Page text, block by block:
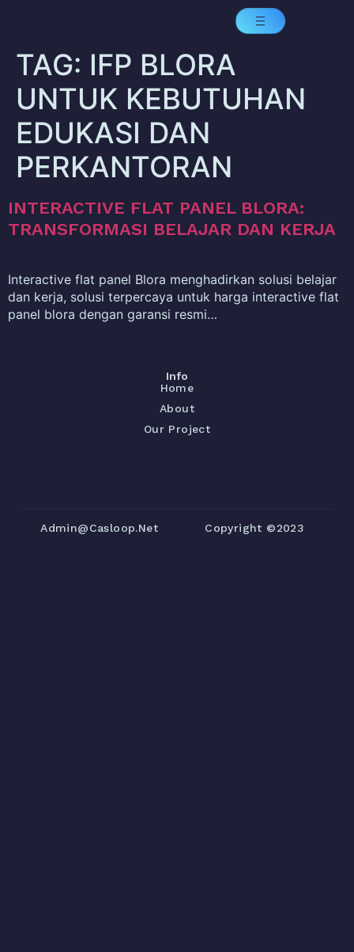
TAG: IFP BLORA
UNTUK KEBUTUHAN
EDUKASI DAN
PERKANTORAN
INTERACTIVE FLAT PANEL BLORA:
TRANSFORMASI BELAJAR DAN KERJA
Interactive flat panel Blora menghadirkan solusi belajar
dan kerja, solusi terpercaya untuk harga interactive flat
panel blora dengan garansi resmi…
Info
Home
About
Our Project
Admin@casloop.net Copyright ©2023